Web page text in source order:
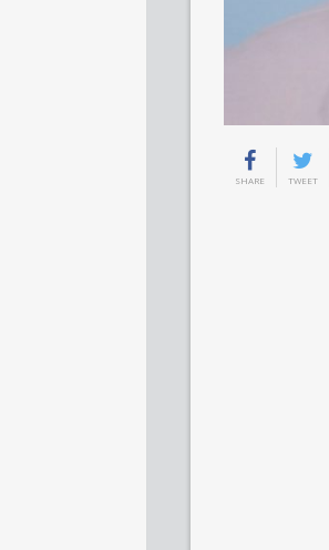
SHARE TWEET